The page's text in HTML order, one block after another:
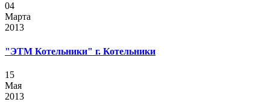
04
Марта
2013
"ЭТМ Котельники" г. Котельники
15
Мая
2013